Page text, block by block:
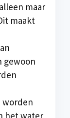
maar
maakt
gewoon
worden
het water